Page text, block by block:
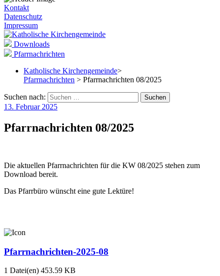
Kontakt
Datenschutz
Impressum
Downloads
Pfarrnachrichten
Katholische Kirchengemeinde>
Pfarrnachrichten > Pfarrnachrichten 08/2025
Suchen nach:
13. Februar 2025
Pfarrnachrichten 08/2025
Die aktuellen Pfarrnachrichten für die KW 08/2025 stehen zum
Download bereit.
Das Pfarrbüro wünscht eine gute Lektüre!
Pfarrnachrichten-2025-08
1 Datei(en) 453.59 KB